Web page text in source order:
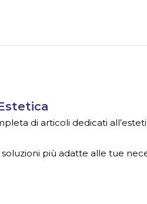
di articoli dedicati
più adatte alle tue